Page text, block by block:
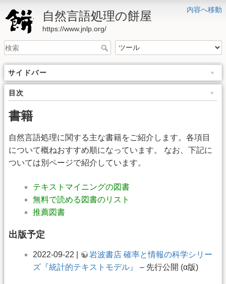
内容へ移動
自然言語処理の餅屋
https://www.jnlp.org/
サイドバー
目次
書籍
自然言語処理に関する主な書籍をご紹介します。各項目
について概ねおすすめ順になっています。 なお、下記に
ついては別ページで紹介しています。
テキストマイニングの図書
無料で読める図書のリスト
推薦図書
出版予定
2022-09-22 |
岩波書店 確率と情報の科学シリー
ズ『統計的テキストモデル』
– 先行公開 (α版)